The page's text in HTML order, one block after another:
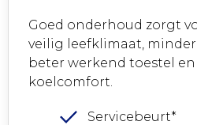
Goed onderhoud zorgt
veilig leefklimaat,
beter werkend toestel
koelcomfort.
Servicebeurt*